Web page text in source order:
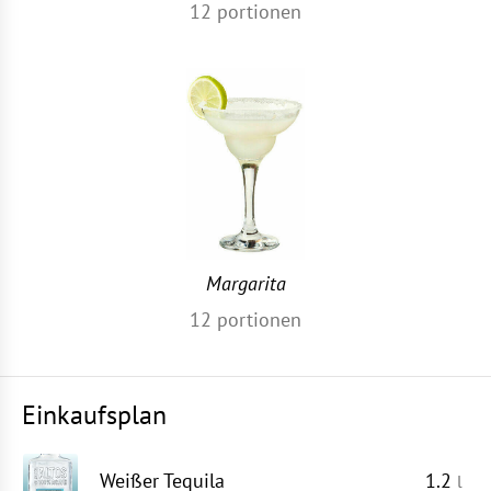
12 portionen
Margarita
12 portionen
Einkaufsplan
Weißer Tequila 1.2 l